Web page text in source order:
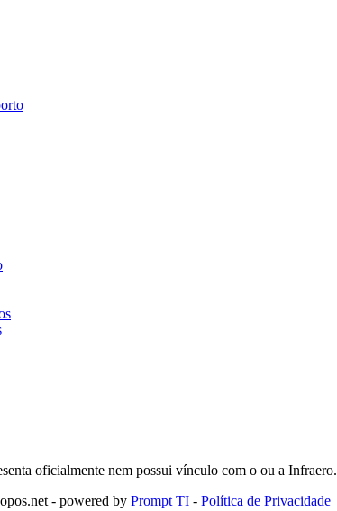
oficialmente nem possui vínculo com o ou a Infraero.
- powered by Prompt TI - Política de Privacidade